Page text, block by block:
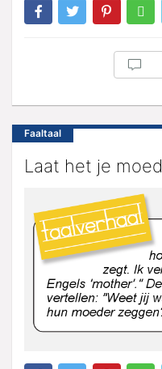
Faaltaal
Laat het je